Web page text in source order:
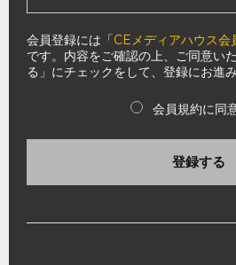
会員登録には「CEメディアハウス会
です。内容をご確認の上、ご同意い
る」にチェックをして、登録にお進み
会員規約に同
登録する